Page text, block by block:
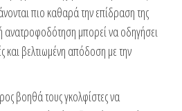
πιο καθαρά την επίδραση της
ανατροφοδότηση μπορεί να οδηγήσει
και βελτιωμένη απόδοση με την
βοηθά τους γκολφίστες να